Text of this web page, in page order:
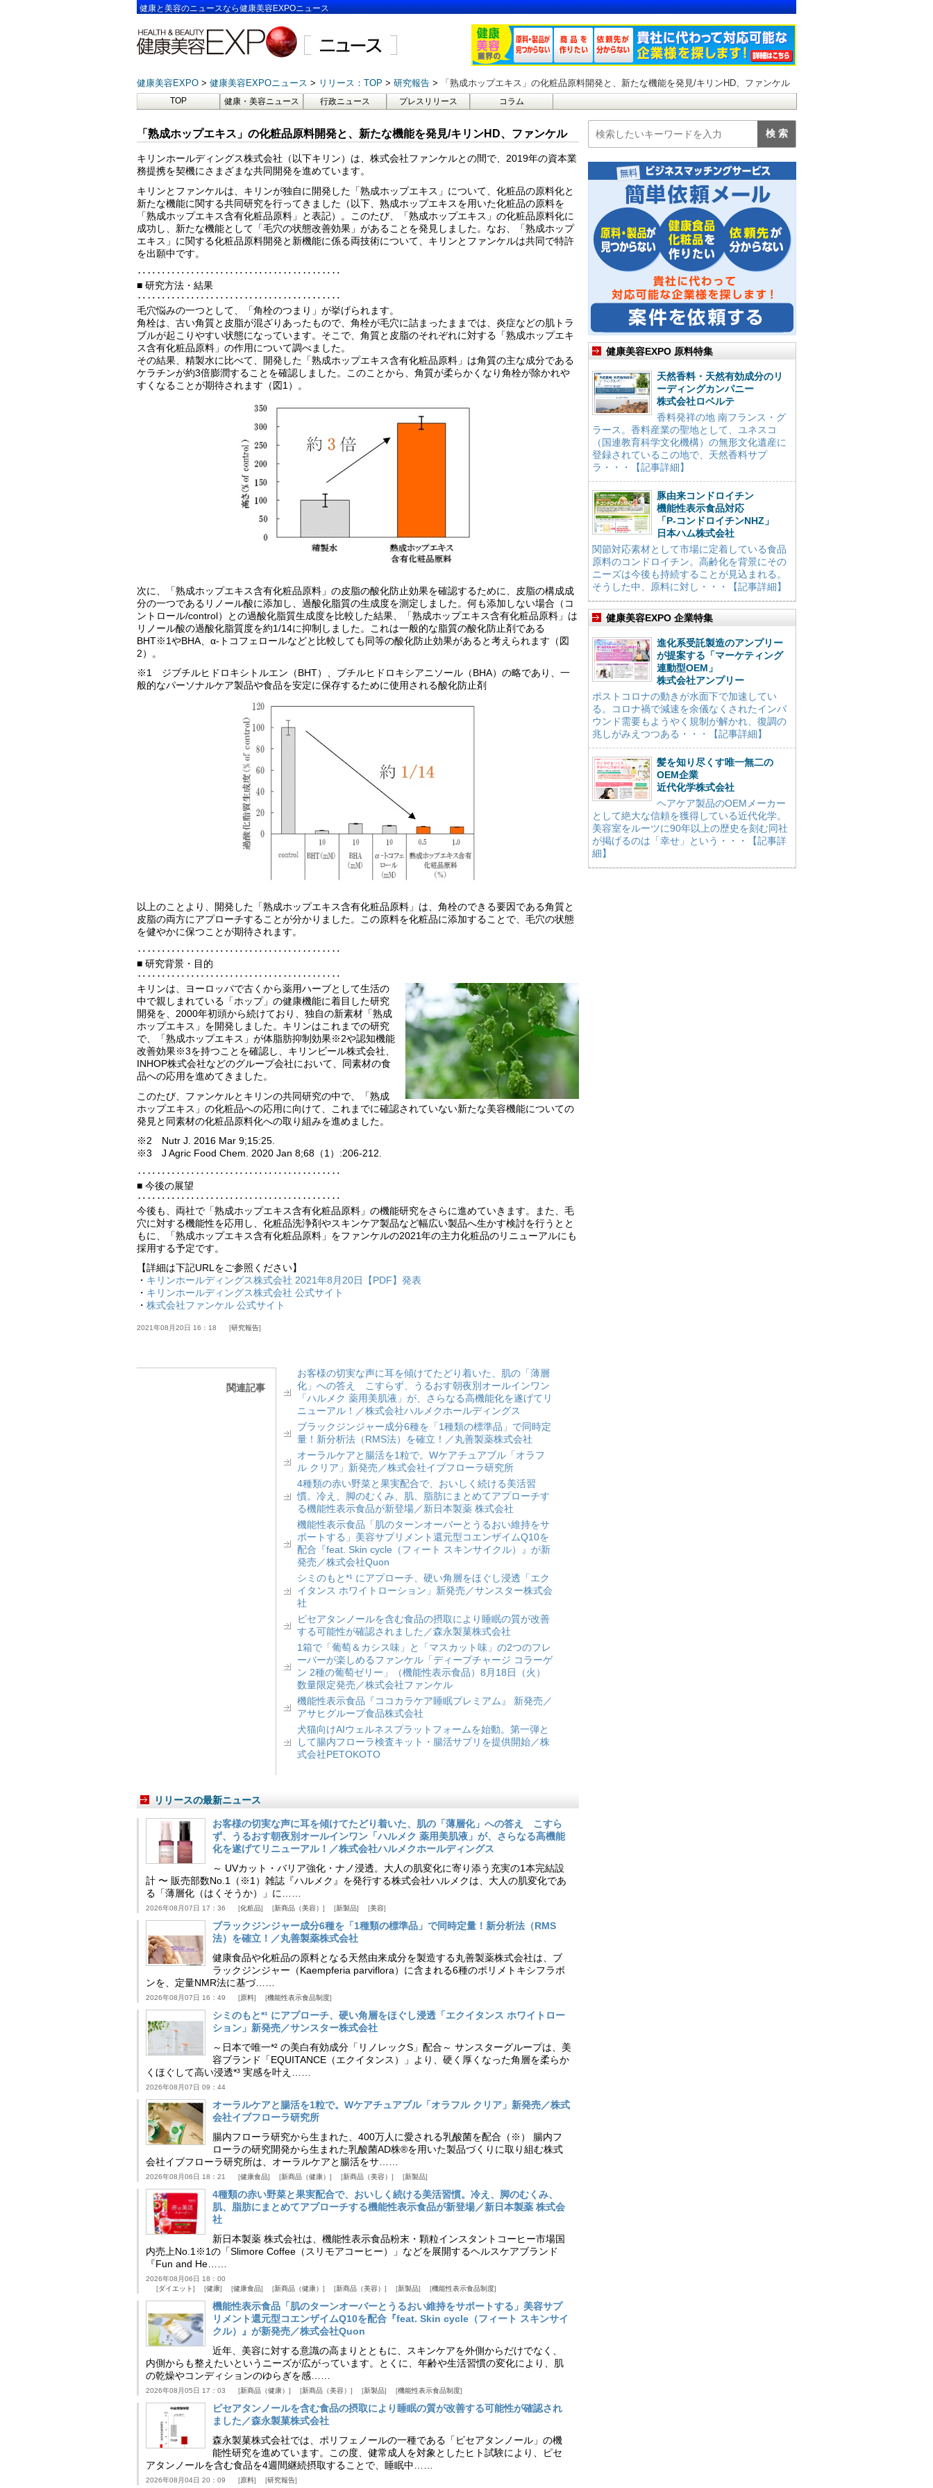
健康と美容のニュースなら健康美容EXPOニュース
健康美容EXPO 健康美容EXPOニュース リリース：TOP 研究報告 「熟成ホップエキス」の化粧品原料開発と、新たな機能を発見/キリンHD、ファンケル
TOP 健康・美容ニュース 行政ニュース プレスリリース コラム
「熟成ホップエキス」の化粧品原料開発と、新たな機能を発見/キリンHD、ファンケル
キリンホールディングス株式会社（以下キリン）は、株式会社ファンケルとの間で、2019年の資本業
務提携を契機にさまざまな共同開発を進めています。
キリンとファンケルは、キリンが独自に開発した「熟成ホップエキス」について、化粧品の原料化と
新たな機能に関する共同研究を行ってきました（以下、熟成ホップエキスを用いた化粧品の原料を
「熟成ホップエキス含有化粧品原料」と表記）。このたび、「熟成ホップエキス」の化粧品原料化に
成功し、新たな機能として「毛穴の状態改善効果」があることを発見しました。なお、「熟成ホップ
エキス」に関する化粧品原料開発と新機能に係る両技術について、キリンとファンケルは共同で特許
を出願中です。
‥‥‥‥‥‥‥‥‥‥‥‥‥‥‥‥‥‥‥‥‥
■ 研究方法・結果
‥‥‥‥‥‥‥‥‥‥‥‥‥‥‥‥‥‥‥‥‥
毛穴悩みの一つとして、「角栓のつまり」が挙げられます。
角栓は、古い角質と皮脂が混ざりあったもので、角栓が毛穴に詰まったままでは、炎症などの肌トラ
ブルが起こりやすい状態になっています。そこで、角質と皮脂のそれぞれに対する「熟成ホップエキ
ス含有化粧品原料」の作用について調べました。
その結果、精製水に比べて、開発した「熟成ホップエキス含有化粧品原料」は角質の主な成分である
ケラチンが約3倍膨潤することを確認しました。このことから、角質が柔らかくなり角栓が除かれや
すくなることが期待されます（図1）。
次に、「熟成ホップエキス含有化粧品原料」の皮脂の酸化防止効果を確認するために、皮脂の構成成
分の一つであるリノール酸に添加し、過酸化脂質の生成度を測定しました。何も添加しない場合（コ
ントロール/control）との過酸化脂質生成度を比較した結果、「熟成ホップエキス含有化粧品原料」は
リノール酸の過酸化脂質度を約1/14に抑制しました。これは一般的な脂質の酸化防止剤である
BHT※1やBHA、α-トコフェロールなどと比較しても同等の酸化防止効果があると考えられます（図
2）。
※1 ジブチルヒドロキシトルエン（BHT）、ブチルヒドロキシアニソール（BHA）の略であり、一
般的なパーソナルケア製品や食品を安定に保存するために使用される酸化防止剤
以上のことより、開発した「熟成ホップエキス含有化粧品原料」は、角栓のできる要因である角質と
皮脂の両方にアプローチすることが分かりました。この原料を化粧品に添加することで、毛穴の状態
を健やかに保つことが期待されます。
‥‥‥‥‥‥‥‥‥‥‥‥‥‥‥‥‥‥‥‥‥
■ 研究背景・目的
‥‥‥‥‥‥‥‥‥‥‥‥‥‥‥‥‥‥‥‥‥
キリンは、ヨーロッパで古くから薬用ハーブとして生活の
中で親しまれている「ホップ」の健康機能に着目した研究
開発を、2000年初頭から続けており、独自の新素材「熟成
ホップエキス」を開発しました。キリンはこれまでの研究
で、「熟成ホップエキス」が体脂肪抑制効果※2や認知機能
改善効果※3を持つことを確認し、キリンビール株式会社、
INHOP株式会社などのグループ会社において、同素材の食
品への応用を進めてきました。
このたび、ファンケルとキリンの共同研究の中で、「熟成
ホップエキス」の化粧品への応用に向けて、これまでに確認されていない新たな美容機能についての
発見と同素材の化粧品原料化への取り組みを進めました。
※2 Nutr J. 2016 Mar 9;15:25.
※3 J Agric Food Chem. 2020 Jan 8;68（1）:206-212.
‥‥‥‥‥‥‥‥‥‥‥‥‥‥‥‥‥‥‥‥‥
■ 今後の展望
‥‥‥‥‥‥‥‥‥‥‥‥‥‥‥‥‥‥‥‥‥
今後も、両社で「熟成ホップエキス含有化粧品原料」の機能研究をさらに進めていきます。また、毛
穴に対する機能性を応用し、化粧品洗浄剤やスキンケア製品など幅広い製品へ生かす検討を行うとと
もに、「熟成ホップエキス含有化粧品原料」をファンケルの2021年の主力化粧品のリニューアルにも
採用する予定です。
【詳細は下記URLをご参照ください】
・ キリンホールディングス株式会社 2021年8月20日【PDF】発表
・ キリンホールディングス株式会社 公式サイト
・ 株式会社ファンケル 公式サイト
2021年08月20日 16：18 研究報告
関連記事
お客様の切実な声に耳を傾けてたどり着いた、肌の「薄層
化」への答え こすらず、うるおす朝夜別オールインワン
「ハルメク 薬用美肌液」が、さらなる高機能化を遂げてリ
ニューアル！／株式会社ハルメクホールディングス
ブラックジンジャー成分6種を「1種類の標準品」で同時定
量！新分析法（RMS法）を確立！／丸善製薬株式会社
オーラルケアと腸活を1粒で。Wケアチュアブル「オラフ
ル クリア」新発売／株式会社イブフローラ研究所
4種類の赤い野菜と果実配合で、おいしく続ける美活習
慣。冷え、脚のむくみ、肌、脂肪にまとめてアプローチす
る機能性表示食品が新登場／新日本製薬 株式会社
機能性表示食品「肌のターンオーバーとうるおい維持をサ
ポートする」美容サプリメント還元型コエンザイムQ10を
配合『feat. Skin cycle（フィート スキンサイクル）』が新
発売／株式会社Quon
シミのもと*¹ にアプローチ、硬い角層をほぐし浸透「エク
イタンス ホワイトローション」新発売／サンスター株式会
社
ピセアタンノールを含む食品の摂取により睡眠の質が改善
する可能性が確認されました／森永製菓株式会社
1箱で「葡萄＆カシス味」と「マスカット味」の2つのフレ
ーバーが楽しめるファンケル「ディープチャージ コラーゲ
ン 2種の葡萄ゼリー」（機能性表示食品）8月18日（火）
数量限定発売／株式会社ファンケル
機能性表示食品『ココカラケア睡眠プレミアム』 新発売／
アサヒグループ食品株式会社
犬猫向けAIウェルネスプラットフォームを始動。第一弾と
して腸内フローラ検査キット・腸活サプリを提供開始／株
式会社PETOKOTO
リリースの最新ニュース
お客様の切実な声に耳を傾けてたどり着いた、肌の「薄層化」への答え こすら
ず、うるおす朝夜別オールインワン「ハルメク 薬用美肌液」が、さらなる高機能
化を遂げてリニューアル！／株式会社ハルメクホールディングス
～ UVカット・バリア強化・ナノ浸透。大人の肌変化に寄り添う充実の1本完結設
計 〜 販売部数No.1（※1）雑誌『ハルメク』を発行する株式会社ハルメクは、大人の肌変化であ
る「薄層化（はくそうか）」に……
2026年08月07日 17：36 化粧品 新商品（美容） 新製品 美容
ブラックジンジャー成分6種を「1種類の標準品」で同時定量！新分析法（RMS
法）を確立！／丸善製薬株式会社
健康食品や化粧品の原料となる天然由来成分を製造する丸善製薬株式会社は、ブ
ラックジンジャー（Kaempferia parviflora）に含まれる6種のポリメトキシフラボ
ンを、定量NMR法に基づ……
2026年08月07日 16：49 原料 機能性表示食品制度
シミのもと*¹ にアプローチ、硬い角層をほぐし浸透「エクイタンス ホワイトロー
ション」新発売／サンスター株式会社
～日本で唯一*² の美白有効成分「リノレックS」配合～ サンスターグループは、美
容ブランド「EQUITANCE（エクイタンス）」より、硬く厚くなった角層を柔らか
くほぐして高い浸透*³ 実感を叶え……
2026年08月07日 09：44
オーラルケアと腸活を1粒で。Wケアチュアブル「オラフル クリア」新発売／株式
会社イブフローラ研究所
腸内フローラ研究から生まれた、400万人に愛される乳酸菌を配合（※） 腸内フ
ローラの研究開発から生まれた乳酸菌AD株®を用いた製品づくりに取り組む株式
会社イブフローラ研究所は、オーラルケアと腸活をサ……
2026年08月06日 18：21 健康食品 新商品（健康） 新商品（美容） 新製品
4種類の赤い野菜と果実配合で、おいしく続ける美活習慣。冷え、脚のむくみ、
肌、脂肪にまとめてアプローチする機能性表示食品が新登場／新日本製薬 株式会
社
新日本製薬 株式会社は、機能性表示食品粉末・顆粒インスタントコーヒー市場国
内売上No.1※1の「Slimore Coffee（スリモアコーヒー）」などを展開するヘルスケアブランド
『Fun and He……
2026年08月06日 18：00
ダイエット
健康 健康食品 新商品（健康） 新商品（美容） 新製品 機能性表示食品制度
機能性表示食品「肌のターンオーバーとうるおい維持をサポートする」美容サプ
リメント還元型コエンザイムQ10を配合『feat. Skin cycle（フィート スキンサイ
クル）』が新発売／株式会社Quon
近年、美容に対する意識の高まりとともに、スキンケアを外側からだけでなく、
内側からも整えたいというニーズが広がっています。とくに、年齢や生活習慣の変化により、肌
の乾燥やコンディションのゆらぎを感……
2026年08月05日 17：03 新商品（健康） 新商品（美容） 新製品 機能性表示食品制度
ピセアタンノールを含む食品の摂取により睡眠の質が改善する可能性が確認され
ました／森永製菓株式会社
森永製菓株式会社では、ポリフェノールの一種である「ピセアタンノール」の機
能性研究を進めています。この度、健常成人を対象としたヒト試験により、ピセ
アタンノールを含む食品を4週間継続摂取することで、睡眠中……
2026年08月04日 20：09 原料 研究報告
健康美容EXPO 原料特集
天然香料・天然有効成分のリ
ーディングカンパニー
株式会社ロベルテ
香料発祥の地 南フランス・グ
ラース。香料産業の聖地として、ユネスコ
（国連教育科学文化機構）の無形文化遺産に
登録されているこの地で、天然香料サプ
ラ・・・【記事詳細】
豚由来コンドロイチン
機能性表示食品対応
「P-コンドロイチンNHZ」
日本ハム株式会社
関節対応素材として市場に定着している食品
原料のコンドロイチン。高齢化を背景にその
ニーズは今後も持続することが見込まれる。
そうした中、原料に対し・・・【記事詳細】
健康美容EXPO 企業特集
進化系受託製造のアンプリー
が提案する「マーケティング
連動型OEM」
株式会社アンプリー
ポストコロナの動きが水面下で加速してい
る。コロナ禍で減速を余儀なくされたインバ
ウンド需要もようやく規制が解かれ、復調の
兆しがみえつつある・・・【記事詳細】
髪を知り尽くす唯一無二の
OEM企業
近代化学株式会社
ヘアケア製品のOEMメーカー
として絶大な信頼を獲得している近代化学。
美容室をルーツに90年以上の歴史を刻む同社
が掲げるのは「幸せ」という・・・【記事詳
細】